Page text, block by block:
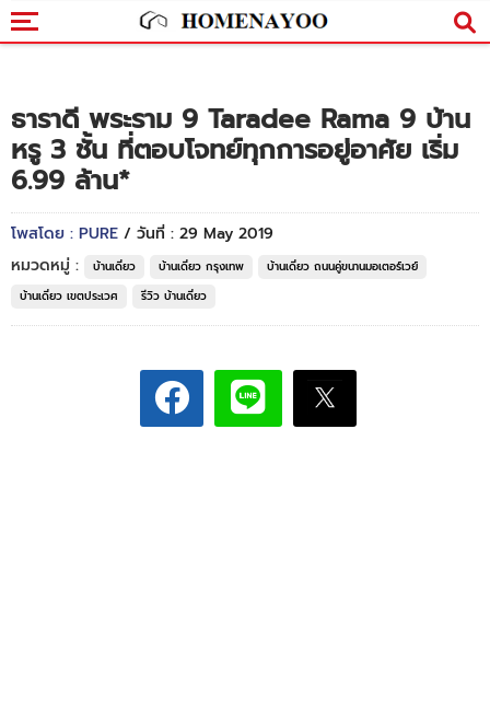
ธาราดี พระราม 9 Taradee Rama 9 บ้าน
หรู 3 ชั้น ที่ตอบโจทย์ทุกการอยู่อาศัย เริ่ม
6.99 ล้าน*
โพสโดย : PURE / วันที่ : 29 May 2019
หมวดหมู่ :
บ้านเดี่ยว บ้านเดี่ยว กรุงเทพ
บ้านเดี่ยว ถนนคู่ขนานมอเตอร์เวย์
บ้านเดี่ยว เขตประเวศ
รีวิว บ้านเดี่ยว